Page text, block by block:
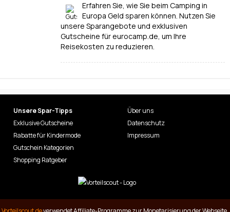
Erfahren Sie, wie Sie beim Camping in
Europa Geld sparen können. Nutzen Sie
unsere Sparangebote und exklusiven
Gutscheine für eurocamp.de, um Ihre
Reisekosten zu reduzieren.
Unsere Spar-Tipps
Exklusive Gutscheine
Rabatte für Kindermode
Gutschein Kategorien
Shopping Ratgeber
Über uns
Datenschutz
Impressum